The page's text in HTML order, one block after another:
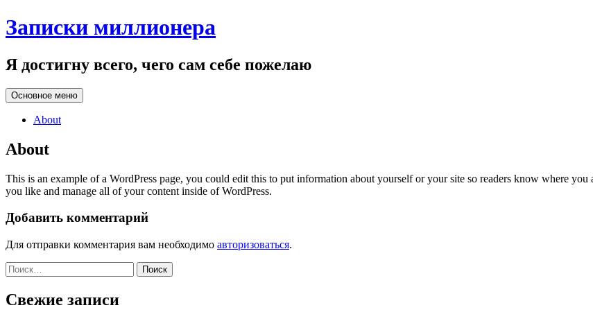
Перейти
к
Записки миллионера
Я достигну всего, чего сам себе пожелаю
Основное меню
About
About
This is an example of a WordPress page, you could edit this to put information about yourself or your site so readers know where you
you like and manage all of your content inside of WordPress.
Добавить комментарий
Для отправки комментария вам необходимо авторизоваться.
Найти:
Свежие записи